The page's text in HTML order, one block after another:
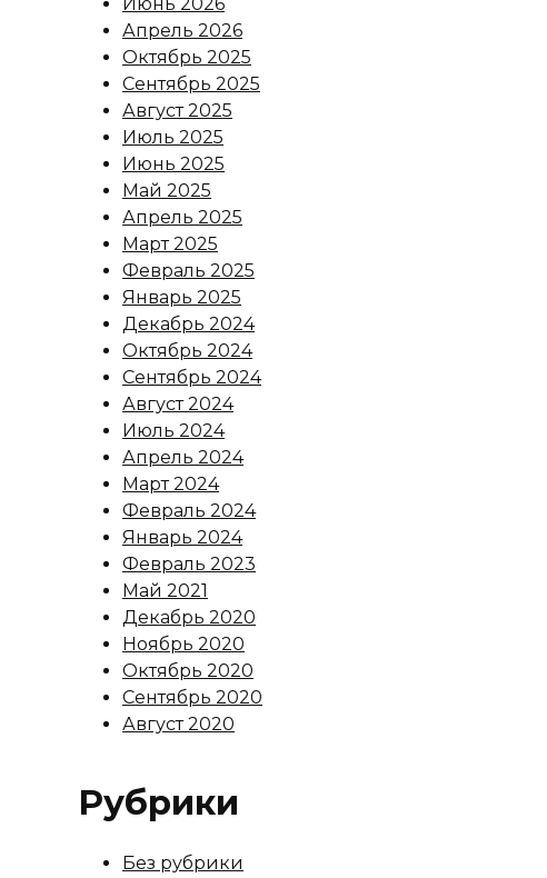
Апрель 2026
Октябрь 2025
Сентябрь 2025
Август 2025
Июль 2025
Июнь 2025
Май 2025
Апрель 2025
Март 2025
Февраль 2025
Январь 2025
Декабрь 2024
Октябрь 2024
Сентябрь 2024
Август 2024
Июль 2024
Апрель 2024
Март 2024
Февраль 2024
Январь 2024
Февраль 2023
Май 2021
Декабрь 2020
Ноябрь 2020
Октябрь 2020
Сентябрь 2020
Август 2020
Рубрики
Без рубрики